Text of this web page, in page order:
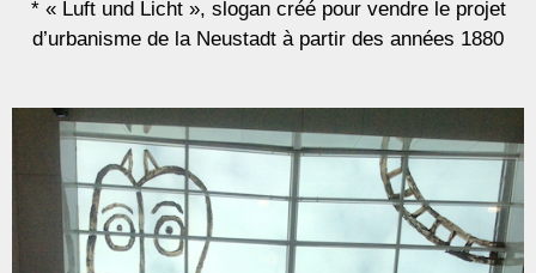
* « Luft und Licht », slogan créé pour vendre le projet
d’urbanisme de la Neustadt à partir des années 1880